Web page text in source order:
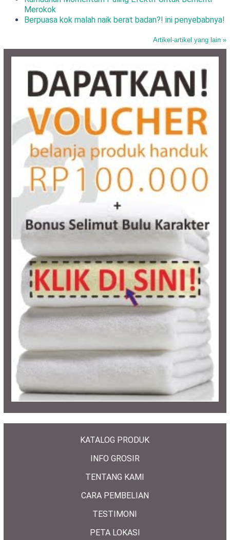
Merokok
Berpuasa kok malah naik berat badan?! ini penyebabnya!
Artikel-artikel yang lain »
KATALOG PRODUK
INFO GROSIR
TENTANG KAMI
CARA PEMBELIAN
TESTIMONI
PETA LOKASI